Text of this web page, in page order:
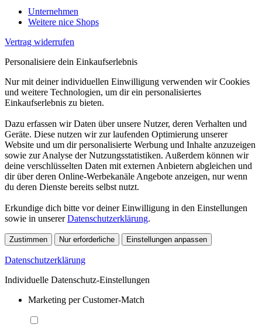
Unternehmen
Weitere nice Shops
Vertrag widerrufen
Personalisiere dein Einkaufserlebnis
Nur mit deiner individuellen Einwilligung verwenden wir Cookies
und weitere Technologien, um dir ein personalisiertes
Einkaufserlebnis zu bieten.
Dazu erfassen wir Daten über unsere Nutzer, deren Verhalten und
Geräte. Diese nutzen wir zur laufenden Optimierung unserer
Website und um dir personalisierte Werbung und Inhalte anzuzeigen
sowie zur Analyse der Nutzungsstatistiken. Außerdem können wir
deine verschlüsselten Daten mit externen Anbietern abgleichen und
dir über deren Online-Werbekanäle Angebote anzeigen, nur wenn
du deren Dienste bereits selbst nutzt.
Erkundige dich bitte vor deiner Einwilligung in den Einstellungen
sowie in unsererDatenschutzerklärung.
Zustimmen Nur erforderliche Einstellungen anpassen
Datenschutzerklärung
Individuelle Datenschutz-Einstellungen
Marketing per Customer-Match